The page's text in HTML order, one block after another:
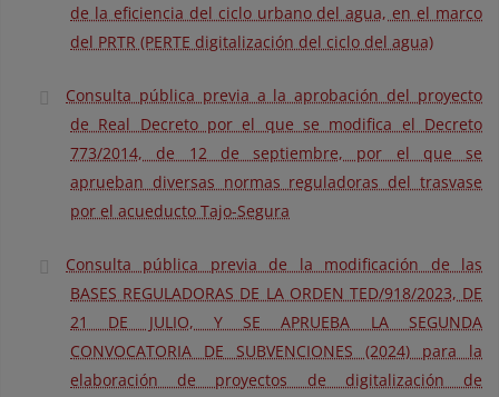
de la eficiencia del ciclo urbano del agua, en el marco
del PRTR (PERTE digitalización del ciclo del agua)
Consulta pública previa a la aprobación del proyecto
de Real Decreto por el que se modifica el Decreto
773/2014, de 12 de septiembre, por el que se
aprueban diversas normas reguladoras del trasvase
por el acueducto Tajo-Segura
Consulta pública previa de la modificación de las
BASES REGULADORAS DE LA ORDEN TED/918/2023, DE
21 DE JULIO, Y SE APRUEBA LA SEGUNDA
CONVOCATORIA DE SUBVENCIONES (2024) para la
elaboración de proyectos de digitalización de